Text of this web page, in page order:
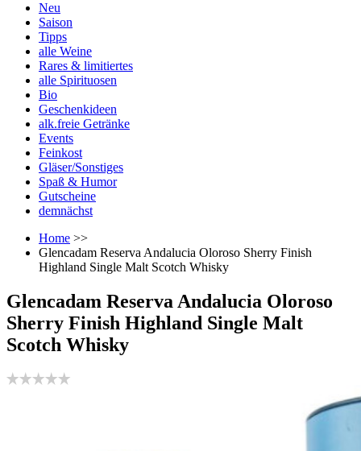
Neu
Saison
Tipps
alle Weine
Rares & limitiertes
alle Spirituosen
Bio
Geschenkideen
alk.freie Getränke
Events
Feinkost
Gläser/Sonstiges
Spaß & Humor
Gutscheine
demnächst
Home >>
Glencadam Reserva Andalucia Oloroso Sherry Finish
Highland Single Malt Scotch Whisky
Glencadam Reserva Andalucia Oloroso
Sherry Finish Highland Single Malt
Scotch Whisky